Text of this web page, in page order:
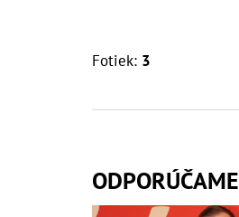
Fotiek: 3
ODPORÚČAME